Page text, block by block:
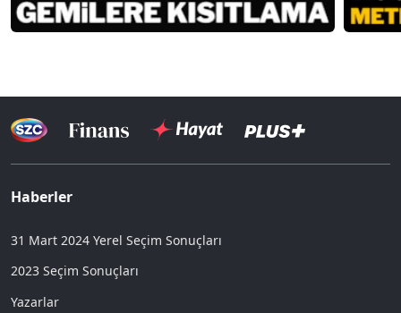
Haberler
31 Mart 2024 Yerel Seçim Sonuçları
2023 Seçim Sonuçları
Yazarlar